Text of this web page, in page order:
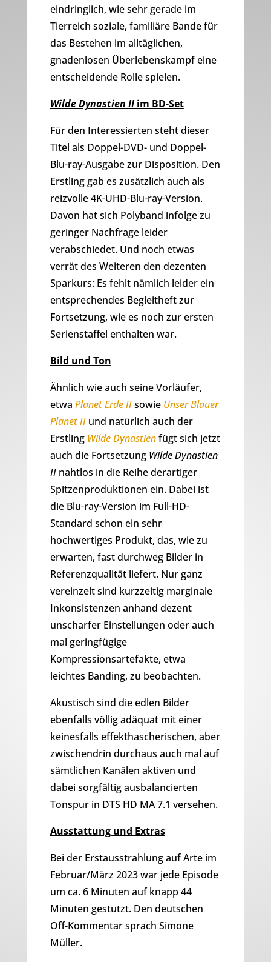
eindringlich, wie sehr gerade im
Tierreich soziale, familiäre Bande für
das Bestehen im alltäglichen,
gnadenlosen Überlebenskampf eine
entscheidende Rolle spielen.
Wilde Dynastien IIim BD-Set
Für den Interessierten steht dieser
Titel als Doppel-DVD- und Doppel-
Blu-ray-Ausgabe zur Disposition. Den
Erstling gab es zusätzlich auch als
reizvolle 4K-UHD-Blu-ray-Version.
Davon hat sich Polyband infolge zu
geringer Nachfrage leider
verabschiedet. Und noch etwas
verrät des Weiteren den dezenten
Sparkurs: Es fehlt nämlich leider ein
entsprechendes Begleitheft zur
Fortsetzung, wie es noch zur ersten
Serienstaffel enthalten war.
Bild und Ton
Ähnlich wie auch seine Vorläufer,
etwa Planet Erde IIsowie Unser Blauer
Planet IIund natürlich auch der
Erstling Wilde Dynastienfügt sich jetzt
auch die Fortsetzung Wilde Dynastien
IInahtlos in die Reihe derartiger
Spitzenproduktionen ein. Dabei ist
die Blu-ray-Version im Full-HD-
Standard schon ein sehr
hochwertiges Produkt, das, wie zu
erwarten, fast durchweg Bilder in
Referenzqualität liefert. Nur ganz
vereinzelt sind kurzzeitig marginale
Inkonsistenzen anhand dezent
unscharfer Einstellungen oder auch
mal geringfügige
Kompressionsartefakte, etwa
leichtes Banding, zu beobachten.
Akustisch sind die edlen Bilder
ebenfalls völlig adäquat mit einer
keinesfalls effekthascherischen, aber
zwischendrin durchaus auch mal auf
sämtlichen Kanälen aktiven und
dabei sorgfältig ausbalancierten
Tonspur in DTS HD MA 7.1 versehen.
Ausstattung und Extras
Bei der Erstausstrahlung auf Arte im
Februar/März 2023 war jede Episode
um ca. 6 Minuten auf knapp 44
Minuten gestutzt. Den deutschen
Off-Kommentar sprach Simone
Müller.